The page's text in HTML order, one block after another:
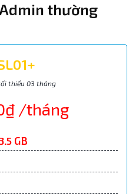
thường
thiểu 03 tháng
/tháng
GB